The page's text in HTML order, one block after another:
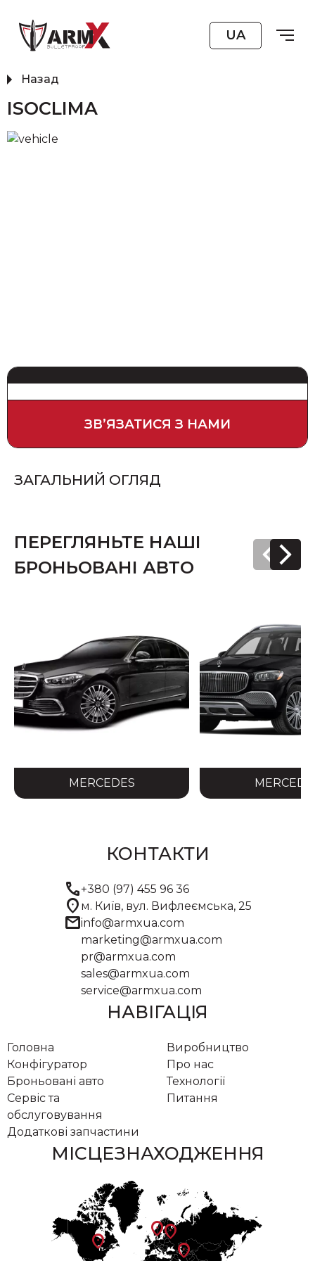
UA
Назад
ISOCLIMA
ЗВʼЯЗАТИСЯ З НАМИ
ЗАГАЛЬНИЙ ОГЛЯД
ПЕРЕГЛЯНЬТЕ НАШІ
БРОНЬОВАНІ АВТО
MERCEDES
КОНТАКТИ
call+380 (97) 455 96 36
location_on м. Київ, вул. Вифлеємська, 25
mailinfo@armxua.com
marketing@armxua.com
pr@armxua.com
sales@armxua.com
service@armxua.com
НАВІГАЦІЯ
Головна
Виробництво
Конфігуратор
Про нас
Броньовані авто
Технології
Сервіс та
обслуговування
Питання
Додаткові запчастини
МІСЦЕЗНАХОДЖЕННЯ
location_on
location_on
location_on
location_on